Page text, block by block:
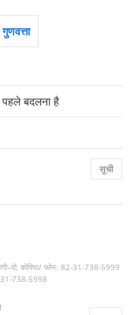
बदलना है
सूची
कोरिया/ फोन: 82-31-738-5999
738-5998